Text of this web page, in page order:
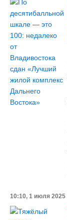
10:10, 1 июля 2025